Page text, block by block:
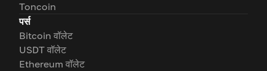
Toncoin
पर्स
Bitcoin वॉलेट
USDT वॉलेट
Ethereum वॉलेट